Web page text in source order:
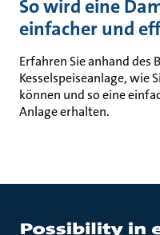
So wird eine
einfacher und
Erfahren Sie anhand des
Kesselspeiseanlage, wie
können und so eine
Anlage erhalten.